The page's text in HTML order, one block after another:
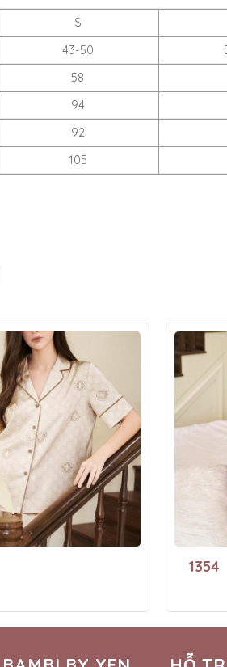
S
43-50
58
94
92
105
1354